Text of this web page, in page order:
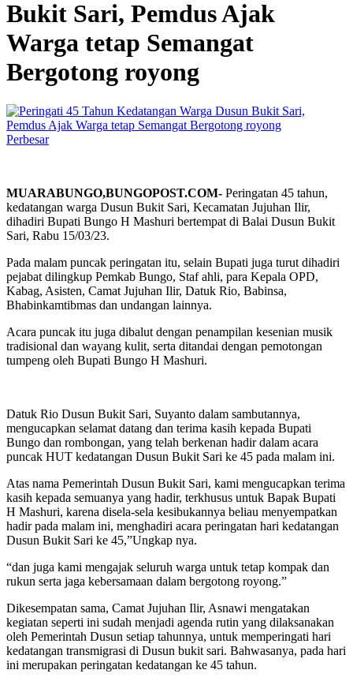
Bukit Sari, Pemdus Ajak
Warga tetap Semangat
Bergotong royong
Perbesar
MUARABUNGO,BUNGOPOST.COM- Peringatan 45 tahun,
kedatangan warga Dusun Bukit Sari, Kecamatan Jujuhan Ilir,
dihadiri Bupati Bungo H Mashuri bertempat di Balai Dusun Bukit
Sari, Rabu 15/03/23.
Pada malam puncak peringatan itu, selain Bupati juga turut dihadiri
pejabat dilingkup Pemkab Bungo, Staf ahli, para Kepala OPD,
Kabag, Asisten, Camat Jujuhan Ilir, Datuk Rio, Babinsa,
Bhabinkamtibmas dan undangan lainnya.
Acara puncak itu juga dibalut dengan penampilan kesenian musik
tradisional dan wayang kulit, serta ditandai dengan pemotongan
tumpeng oleh Bupati Bungo H Mashuri.
Datuk Rio Dusun Bukit Sari, Suyanto dalam sambutannya,
mengucapkan selamat datang dan terima kasih kepada Bupati
Bungo dan rombongan, yang telah berkenan hadir dalam acara
puncak HUT kedatangan Dusun Bukit Sari ke 45 pada malam ini.
Atas nama Pemerintah Dusun Bukit Sari, kami mengucapkan terima
kasih kepada semuanya yang hadir, terkhusus untuk Bapak Bupati
H Mashuri, karena disela-sela kesibukannya beliau menyempatkan
hadir pada malam ini, menghadiri acara peringatan hari kedatangan
Dusun Bukit Sari ke 45,”Ungkap nya.
“dan juga kami mengajak seluruh warga untuk tetap kompak dan
rukun serta jaga kebersamaan dalam bergotong royong.”
Dikesempatan sama, Camat Jujuhan Ilir, Asnawi mengatakan
kegiatan seperti ini sudah menjadi agenda rutin yang dilaksanakan
oleh Pemerintah Dusun setiap tahunnya, untuk memperingati hari
kedatangan transmigrasi di Dusun bukit sari. Bahwasanya, pada hari
ini merupakan peringatan kedatangan ke 45 tahun.